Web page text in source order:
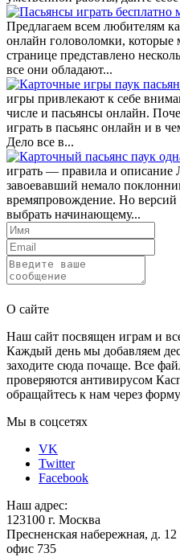
Предлагаем всем любителям
онлайн головоломки,
странице представлено
все они обладают...
игры привлекают к себе
числе и пасьянсы онлайн.
играть в пасьянс онлайн и в
Дело все в...
играть — правила и описание
завоевавший немало
времяпровождение. Но
выбрать начинающему...
О сайте
Наш сайт посвящен играм и
Каждый день мы добавляем
заходите сюда почаще. Все
проверяются антивирусом
обращайтесь к нам через
Мы в соцсетях
VK
Twitter
Facebook
Наш адрес:
123100 г. Москва
Пресненская набережная, д. 12
офис 735